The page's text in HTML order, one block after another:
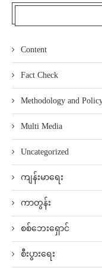
Content
Fact Check
Methodology and
Multi Media
Uncategorized
ကျန်းမာရေး
ကာတွန်း
စစ်ဘေးရှောင်
စီးပွားရေး